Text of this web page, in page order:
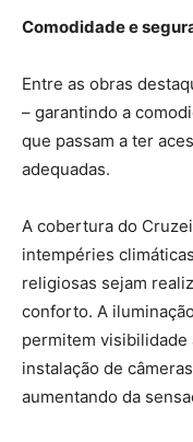
Comodidade e
Entre as obras
– garantindo a
que passam a ter
adequadas.
A cobertura do
intempéries
religiosas sejam
conforto. A
permitem visibilidade
instalação de
aumentando da